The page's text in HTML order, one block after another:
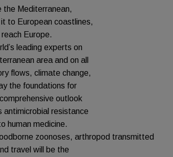
the Mediterranean,
to European coastlines,
Europe.
leading experts on
area and on all
flows, climate change,
the foundations for
outlook
antimicrobial resistance
human medicine.
zoonoses, arthropod transmitted
travel will be the